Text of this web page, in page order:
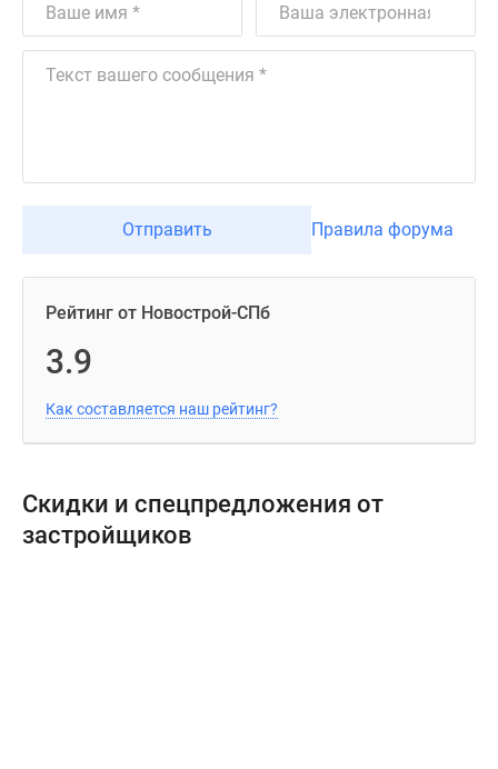
Отправить Правила форума
Рейтинг от Новострой-СПб
3.9
Как составляется наш рейтинг?
Скидки и спецпредложения от
застройщиков